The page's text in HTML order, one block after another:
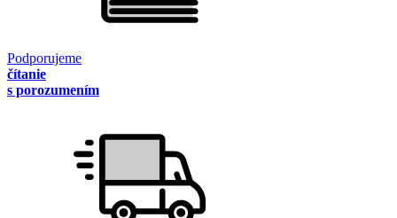
Podporujeme
čítanie
s porozumením